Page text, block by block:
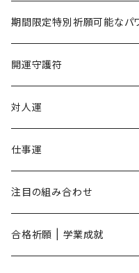
午年
未年
申年
酉年
戌年
亥年
期間限定特別祈願可能なパ
開運守護符
対人運
仕事運
注目の組み合わせ
合格祈願 | 学業成就